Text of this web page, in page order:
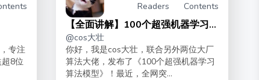
专注
8位
Readers Contents
【全面讲解】100个超强机器学习模
型
@cos大壮
你好，我是cos大壮，联合另外两位大厂
算法大佬，发布了《100个超强机器学习
算法模型》！最近，全网突...